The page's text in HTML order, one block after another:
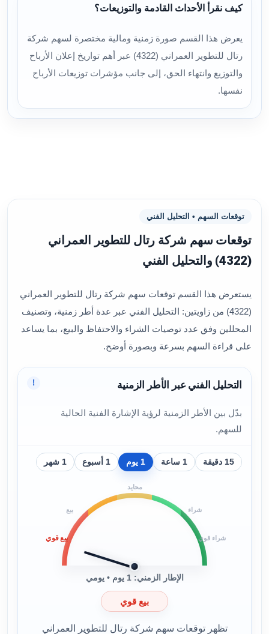
كيف نقرأ الأحداث القادمة والتوزيعات؟
يعرض هذا القسم صورة زمنية ومالية مختصرة لسهم شركة
رتال للتطوير العمراني (4322) عبر أهم تواريخ إعلان الأرباح
والتوزيع وانتهاء الحق، إلى جانب مؤشرات توزيعات الأرباح
نفسها.
توقعات السهم • التحليل الفني
توقعات سهم شركة رتال للتطوير العمراني
(4322) والتحليل الفني
يستعرض هذا القسم توقعات سهم شركة رتال للتطوير العمراني
(4322) من زاويتين: التحليل الفني عبر عدة أطر زمنية، وتصنيف
المحللين وفق عدد توصيات الشراء والاحتفاظ والبيع، بما يساعد
على قراءة السهم بسرعة وبصورة أوضح.
التحليل الفني عبر الأطر الزمنية
بدّل بين الأطر الزمنية لرؤية الإشارة الفنية الحالية
للسهم.
!
15 دقيقة 1 ساعة 1 يوم 1 أسبوع 1 شهر
بيع قوي
بيع
محايد
شراء
شراء قوي
الإطار الزمني: 1 يوم • يومي
بيع قوي
تظهر توقعات سهم شركة رتال للتطوير العمراني